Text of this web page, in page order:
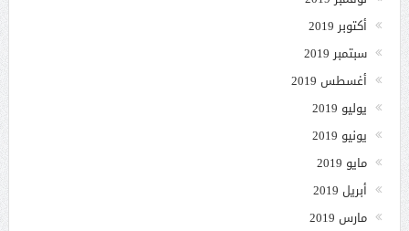
أكتوبر 2019
سبتمبر 2019
أغسطس 2019
يوليو 2019
يونيو 2019
مايو 2019
أبريل 2019
مارس 2019